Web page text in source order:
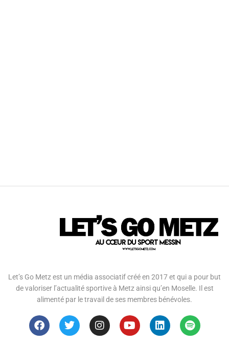
Let’s Go Metz est un média associatif créé en 2017 et qui a pour but
de valoriser l’actualité sportive à Metz ainsi qu’en Moselle. Il est
alimenté par le travail de ses membres bénévoles.